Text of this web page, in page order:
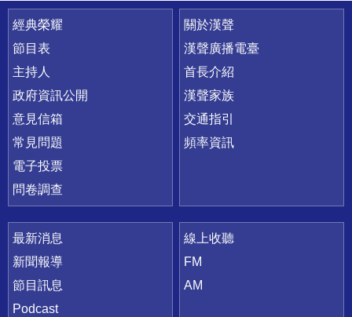
快速連結
經典榮耀
節目表
主持人
政府資訊公開
意見信箱
常見問題
電子投票
問卷調查
關於漢聲
漢聲廣播電臺
首長介紹
漢聲家族
交通指引
頻率資訊
最新消息
新聞報導
節目訊息
Podcast
線上收聽
FM
AM